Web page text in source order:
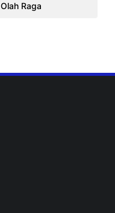
Olah Raga